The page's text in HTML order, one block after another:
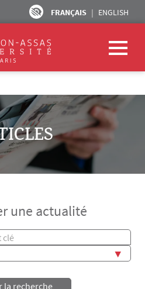
FRANÇAIS ENGLISH
une actualité